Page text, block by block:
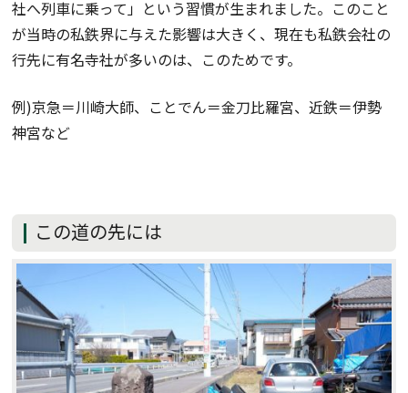
社へ列車に乗って」という習慣が生まれました。このこと
が当時の私鉄界に与えた影響は大きく、現在も私鉄会社の
行先に有名寺社が多いのは、このためです。
例)京急＝川崎大師、ことでん＝金刀比羅宮、近鉄＝伊勢
神宮など
この道の先には